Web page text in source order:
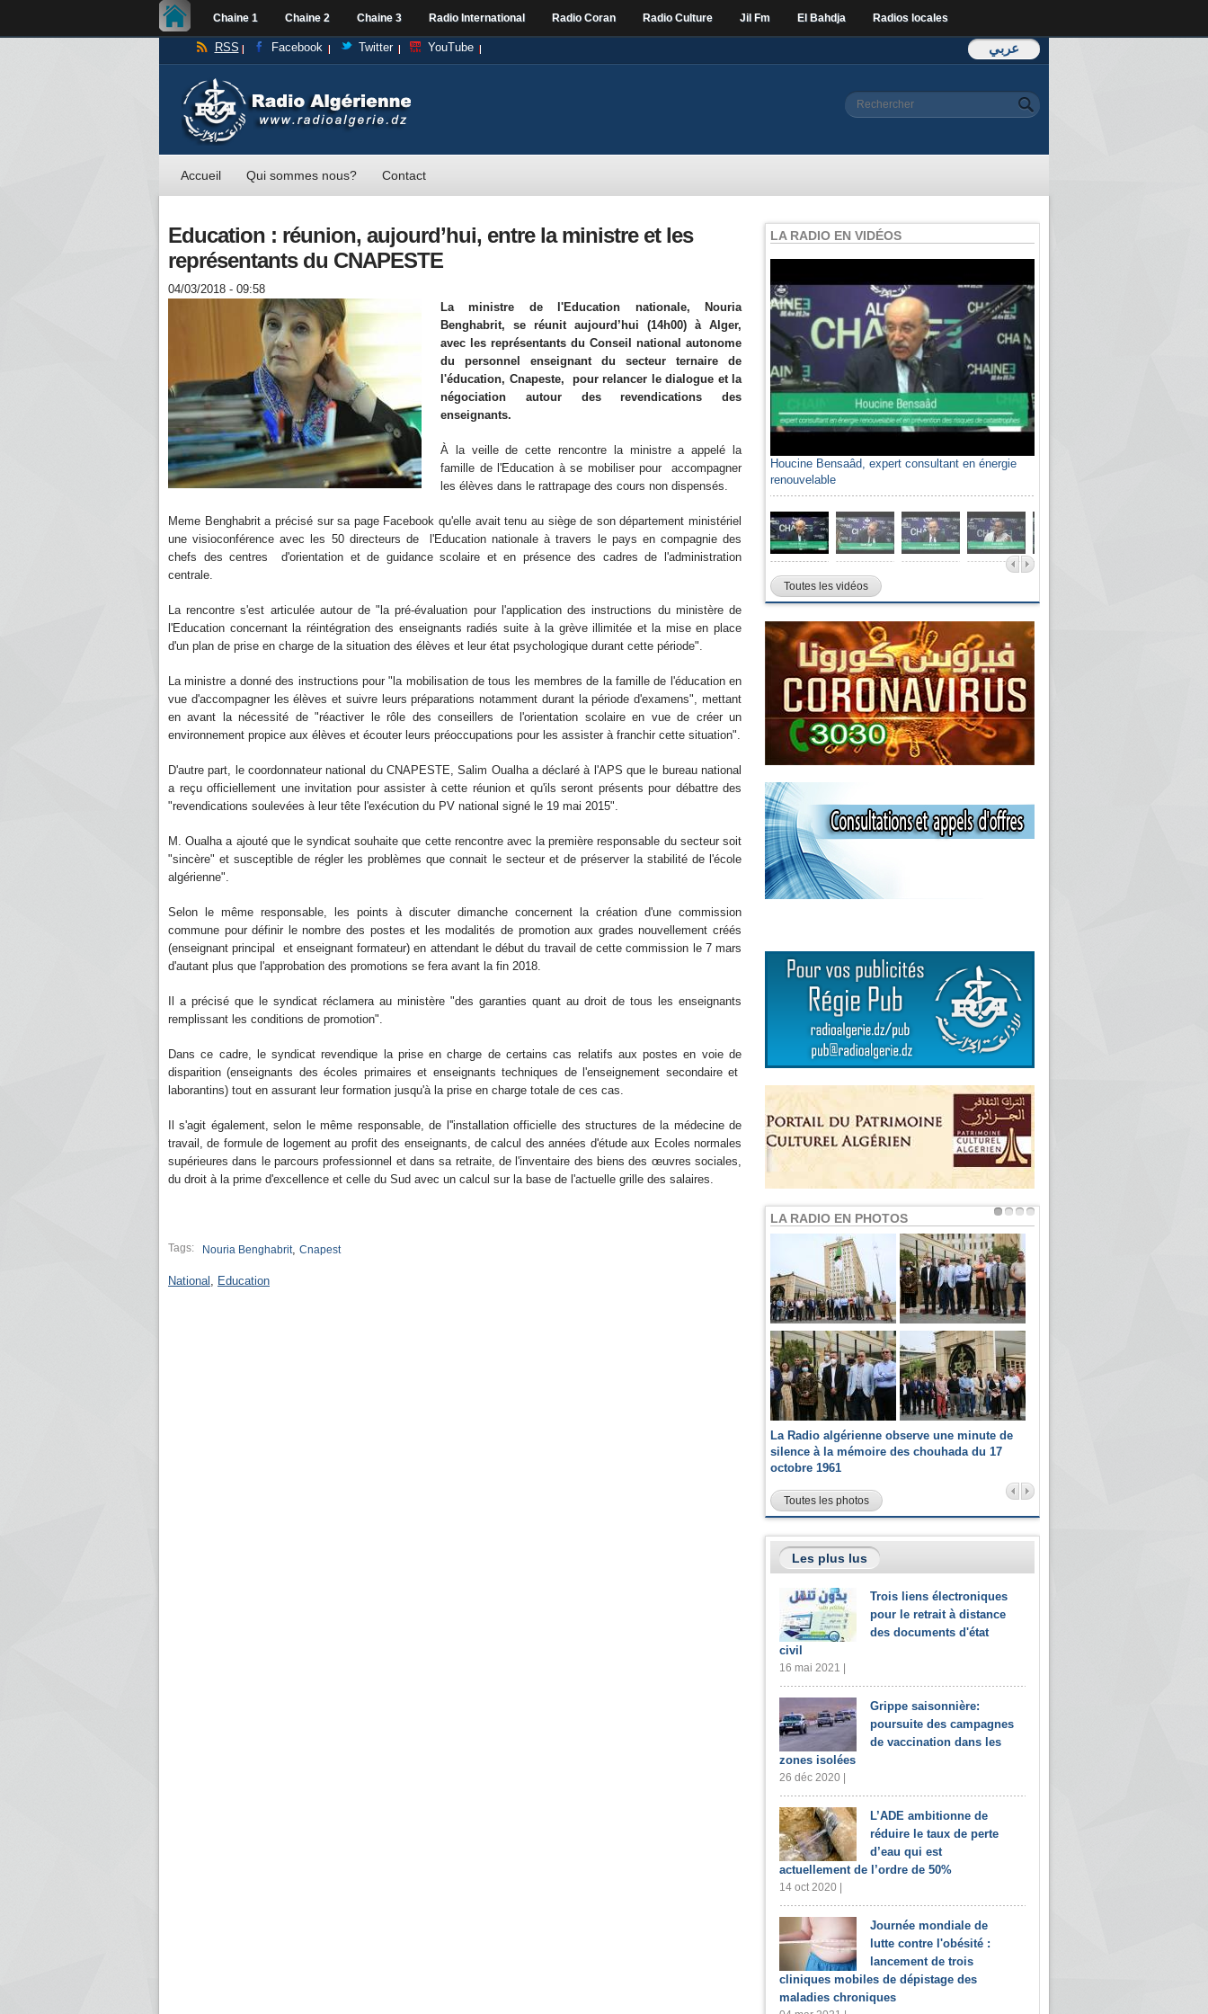
Chaine 1 Chaine 2 Chaine 3 Radio International Radio Coran Radio Culture Jil Fm El Bahdja Radios locales
عربي RSS Facebook Twitter YouTube
Formulaire de
Rechercher
Accueil Qui sommes nous? Contact
Education : réunion, aujourd’hui, entre la ministre et les
représentants du CNAPESTE
04/03/2018 - 09:58
La ministre de l'Education nationale, Nouria
Benghabrit, se réunit aujourd’hui (14h00) à Alger,
avec les représentants du Conseil national autonome
du personnel enseignant du secteur ternaire de
l'éducation, Cnapeste, pour relancer le dialogue et la
négociation autour des revendications des
enseignants.
À la veille de cette rencontre la ministre a appelé la
famille de l'Education à se mobiliser pour accompagner
les élèves dans le rattrapage des cours non dispensés.
Meme Benghabrit a précisé sur sa page Facebook qu'elle avait tenu au siège de son département ministériel
une visioconférence avec les 50 directeurs de l'Education nationale à travers le pays en compagnie des
chefs des centres d'orientation et de guidance scolaire et en présence des cadres de l'administration
centrale.
La rencontre s'est articulée autour de "la pré-évaluation pour l'application des instructions du ministère de
l'Education concernant la réintégration des enseignants radiés suite à la grève illimitée et la mise en place
d'un plan de prise en charge de la situation des élèves et leur état psychologique durant cette période".
La ministre a donné des instructions pour "la mobilisation de tous les membres de la famille de l'éducation en
vue d'accompagner les élèves et suivre leurs préparations notamment durant la période d'examens", mettant
en avant la nécessité de "réactiver le rôle des conseillers de l'orientation scolaire en vue de créer un
environnement propice aux élèves et écouter leurs préoccupations pour les assister à franchir cette situation".
D'autre part, le coordonnateur national du CNAPESTE, Salim Oualha a déclaré à l'APS que le bureau national
a reçu officiellement une invitation pour assister à cette réunion et qu'ils seront présents pour débattre des
"revendications soulevées à leur tête l'exécution du PV national signé le 19 mai 2015".
M. Oualha a ajouté que le syndicat souhaite que cette rencontre avec la première responsable du secteur soit
"sincère" et susceptible de régler les problèmes que connait le secteur et de préserver la stabilité de l'école
algérienne".
Selon le même responsable, les points à discuter dimanche concernent la création d'une commission
commune pour définir le nombre des postes et les modalités de promotion aux grades nouvellement créés
(enseignant principal et enseignant formateur) en attendant le début du travail de cette commission le 7 mars
d'autant plus que l'approbation des promotions se fera avant la fin 2018.
Il a précisé que le syndicat réclamera au ministère "des garanties quant au droit de tous les enseignants
remplissant les conditions de promotion".
Dans ce cadre, le syndicat revendique la prise en charge de certains cas relatifs aux postes en voie de
disparition (enseignants des écoles primaires et enseignants techniques de l'enseignement secondaire et
laborantins) tout en assurant leur formation jusqu'à la prise en charge totale de ces cas.
Il s'agit également, selon le même responsable, de l''installation officielle des structures de la médecine de
travail, de formule de logement au profit des enseignants, de calcul des années d'étude aux Ecoles normales
supérieures dans le parcours professionnel et dans sa retraite, de l'inventaire des biens des œuvres sociales,
du droit à la prime d'excellence et celle du Sud avec un calcul sur la base de l'actuelle grille des salaires.
Tags: Nouria Benghabrit, Cnapest
National , Education
LA RADIO EN VIDÉOS
Houcine Bensaâd, expert consultant en énergie
renouvelable
Toutes les vidéos
LA RADIO EN PHOTOS
La Radio algérienne observe une minute de
silence à la mémoire des chouhada du 17
octobre 1961
Toutes les photos
Les plus lus
Trois liens électroniques
pour le retrait à distance
des documents d'état
civil
16 mai 2021 |
Grippe saisonnière:
poursuite des campagnes
de vaccination dans les
zones isolées
26 déc 2020 |
L’ADE ambitionne de
réduire le taux de perte
d’eau qui est
actuellement de l’ordre de 50%
14 oct 2020 |
Journée mondiale de
lutte contre l'obésité :
lancement de trois
cliniques mobiles de dépistage des
maladies chroniques